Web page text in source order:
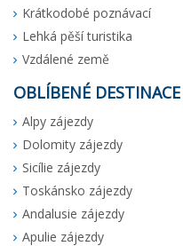
Krátkodobé poznávací
Lehká pěší turistika
Vzdálené země
OBLÍBENÉ DESTINACE
Alpy zájezdy
Dolomity zájezdy
Sicílie zájezdy
Toskánsko zájezdy
Andalusie zájezdy
Apulie zájezdy